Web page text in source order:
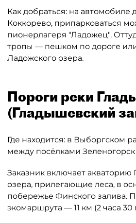
Как добраться: на автомобиле
Коккорево, припарковаться
пионерлагеря "Ладожец".
тропы — пешком по дороге
Ладожского озера.
Пороги реки
(Гладышевский
Где находится: в Выборгском
между посёлками
Заказник включает акваторию
озера, прилегающие леса, в
побережье Финского залива.
экомаршрута — 11 км (2 часа 30